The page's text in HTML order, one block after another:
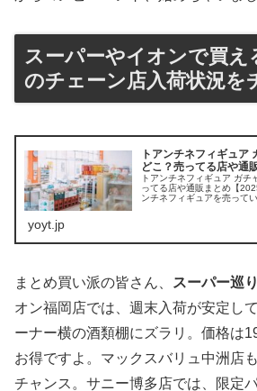
スーパーやイオンで買え
のチェーン店入荷状況を
トアンチネフィギュア
どこ？売ってる店や通
トアンチネフィギュア ガチ
ってる店や通販まとめ【
ンチネフィギュアを売って
yoyt.jp
まとめ買い派の皆さん、 スーパー巡り
オン福岡店では、週末入荷が安定し
ーナー横の酒類棚にズラリ。価格は
お得ですよ。マックスバリュ中洲店
チャンス。サニー博多店では、限定